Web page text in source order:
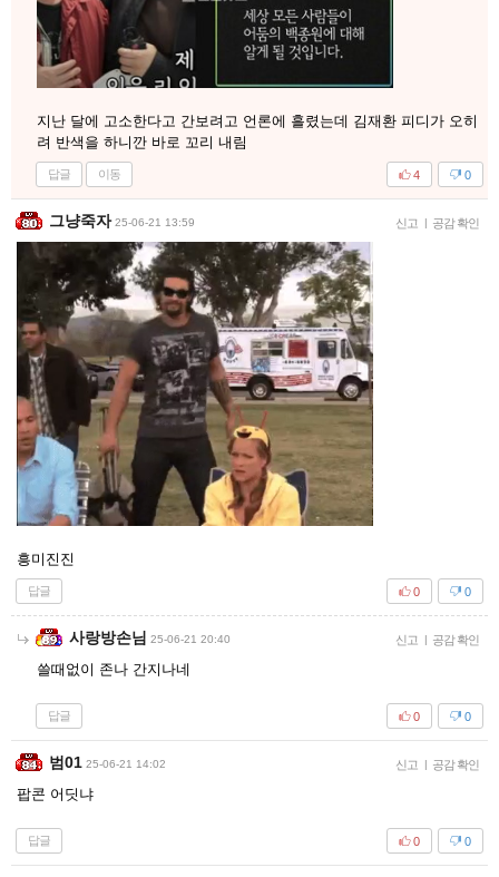
지난 달에 고소한다고 간보려고 언론에 흘렸는데 김재환 피디가 오히
려 반색을 하니깐 바로 꼬리 내림
답글 이동 0
4
그냥죽자 25-06-21 13:59 신고 공감 확인
흥미진진
답글 0
0
사랑방손님 25-06-21 20:40 신고 | 공감 확인
쓸때없이 존나 간지나네
답글 0
0
범01 25-06-21 14:02 신고 | 공감 확인
팝콘 어딧냐
답글 0
0